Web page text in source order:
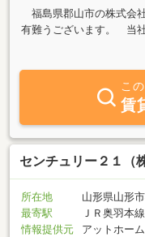
福島県郡山市の株式会
有難うございます。 当
いて不動産の売買・賃貸
せていただきます。 「
産に関するご質問はお
安心した不動産取引を通
えております。
こ
賃
センチュリー２１（
所在地
山形県山形
最寄駅
ＪＲ奥羽本
情報提供元
アットホーム